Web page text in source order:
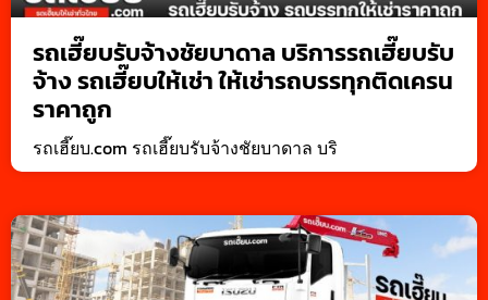
รถเฮี๊ยบรับจ้างชัยบาดาล บริการรถเฮี๊ยบรับ
จ้าง รถเฮี๊ยบให้เช่า ให้เช่ารถบรรทุกติดเครน
ราคาถูก
รถเฮี๊ยบ.com รถเฮี๊ยบรับจ้างชัยบาดาล บริ